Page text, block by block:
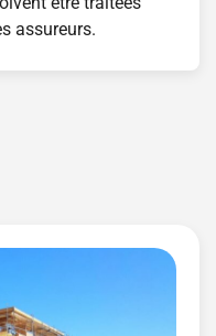
assureurs.